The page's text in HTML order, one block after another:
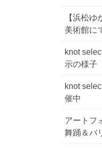
【浜松
美術館に
knot
示の様子
knot
催中
アートフ
舞踊＆バ